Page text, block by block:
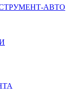
АВТО